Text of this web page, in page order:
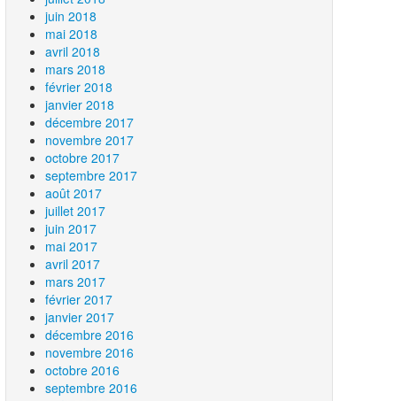
juin 2018
mai 2018
avril 2018
mars 2018
février 2018
janvier 2018
décembre 2017
novembre 2017
octobre 2017
septembre 2017
août 2017
juillet 2017
juin 2017
mai 2017
avril 2017
mars 2017
février 2017
janvier 2017
décembre 2016
novembre 2016
octobre 2016
septembre 2016